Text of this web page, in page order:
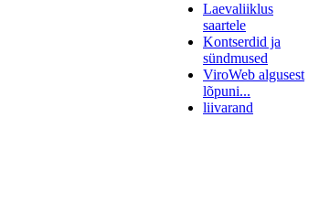
Laevaliiklus
saartele
Kontserdid ja
sündmused
ViroWeb algusest
lõpuni...
liivarand